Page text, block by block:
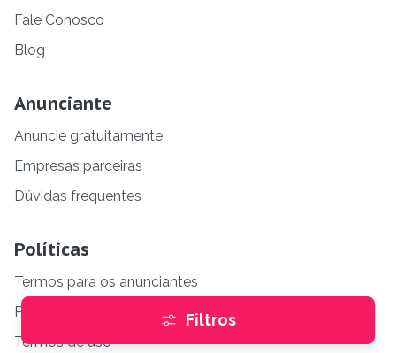
Filtros
Fale Conosco
Blog
Anunciante
Anuncie gratuitamente
Empresas parceiras
Dúvidas frequentes
Políticas
Termos para os anunciantes
Políticas de privacidade
Termos de uso